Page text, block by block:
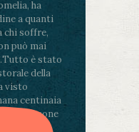
ha
a quanti
chi soffre,
può mai
.Tutto è stato
della
visto
centinaia
e persone